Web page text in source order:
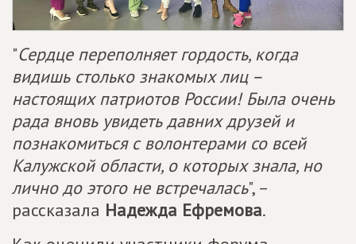
"Сердце переполняет гордость, когда
видишь столько знакомых лиц –
настоящих патриотов России! Была очень
рада вновь увидеть давних друзей и
познакомиться с волонтерами со всей
Калужской области, о которых знала, но
лично до этого не встречалась", –
рассказала Надежда Ефремова.